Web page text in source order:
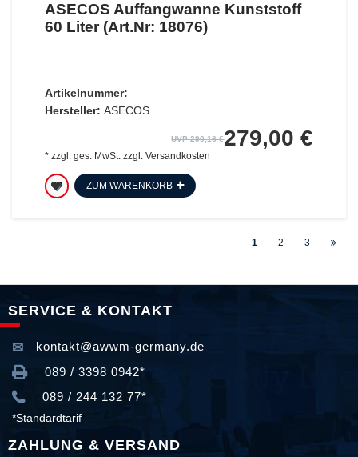
ASECOS Auffangwanne Kunststoff
60 Liter (Art.Nr: 18076)
Artikelnummer:
Hersteller: ASECOS
UVP 290,16 €279,00 €
* zzgl. ges. MwSt.zzgl. Versandkosten
ZUM WARENKORB
1 2 3
SERVICE & KONTAKT
kontakt@awwm-germany.de
089 / 3398 0942*
089 / 244 132 77*
*Standardtarif
ZAHLUNG & VERSAND